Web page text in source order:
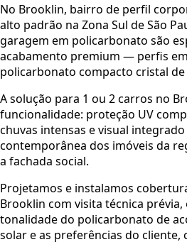
No Brooklin, bairro de perfil
alto padrão na Zona Sul de São
garagem em policarbonato são
acabamento premium — perfis
policarbonato compacto cristal
A solução para 1 ou 2 carros no
funcionalidade: proteção UV
chuvas intensas e visual
contemporânea dos imóveis da
a fachada social.
Projetamos e instalamos
Brooklin com visita técnica prévia,
tonalidade do policarbonato de
solar e as preferências do cliente,